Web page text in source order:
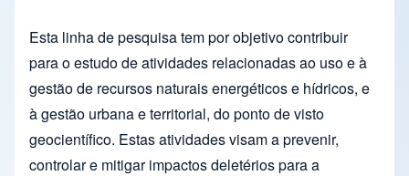
Esta linha de pesquisa tem por objetivo contribuir
para o estudo de atividades relacionadas ao uso e à
gestão de recursos naturais energéticos e hídricos, e
à gestão urbana e territorial, do ponto de visto
geocientífico. Estas atividades visam a prevenir,
controlar e mitigar impactos deletérios para a